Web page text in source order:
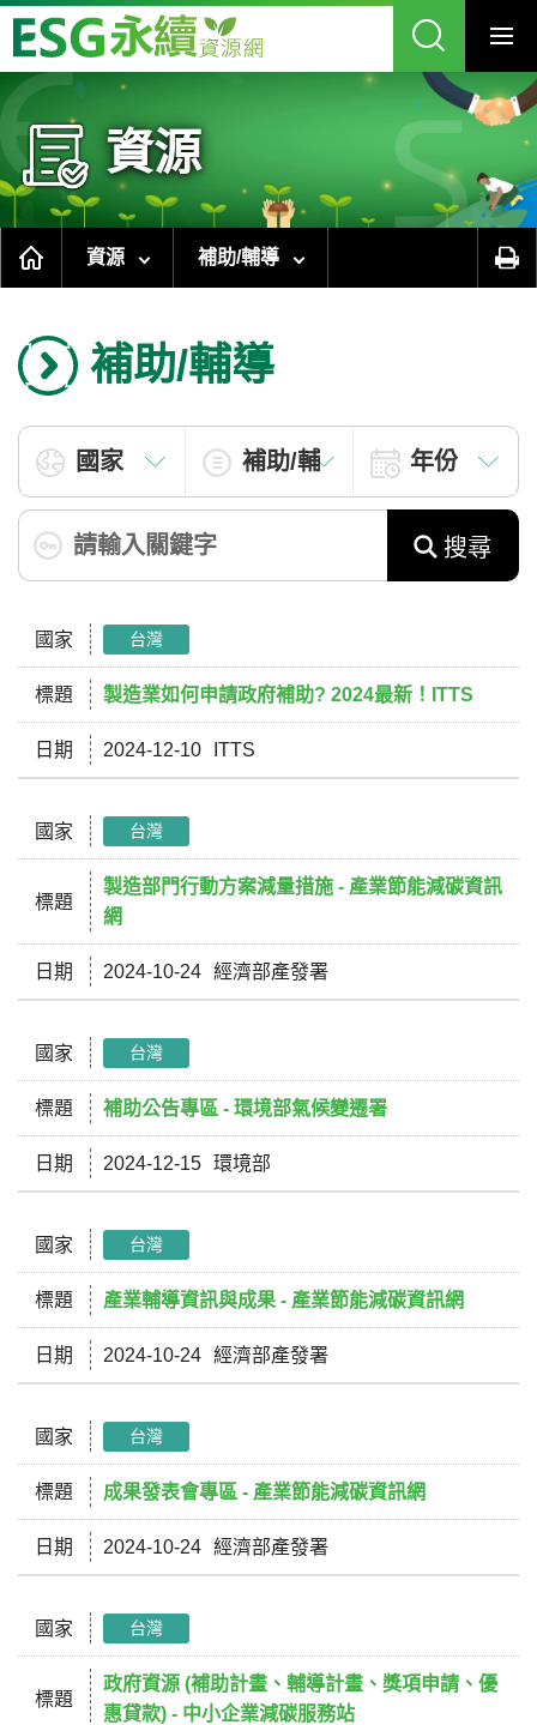
跳
到
塊
資源
資源 補助/輔導
補助/輔導
搜尋
國家 台灣
標題 製造業如何申請政府補助? 2024最新！ITTS
日期 2024-12-10 ITTS
國家 台灣
標題
製造部門行動方案減量措施 - 產業節能減碳資訊
網
日期 2024-10-24 經濟部產發署
國家 台灣
標題 補助公告專區 - 環境部氣候變遷署
日期 2024-12-15 環境部
國家 台灣
標題 產業輔導資訊與成果 - 產業節能減碳資訊網
日期 2024-10-24 經濟部產發署
國家 台灣
標題 成果發表會專區 - 產業節能減碳資訊網
日期 2024-10-24 經濟部產發署
國家 台灣
標題
政府資源 (補助計畫、輔導計畫、獎項申請、優
惠貸款) - 中小企業減碳服務站